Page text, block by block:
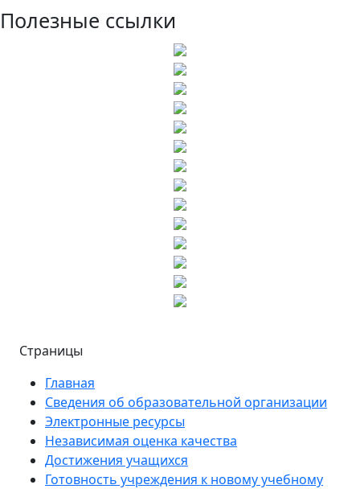
Полезные ссылки
Страницы
Главная
Сведения об образовательной организации
Электронные ресурсы
Независимая оценка качества
Достижения учащихся
Готовность учреждения к новому учебному